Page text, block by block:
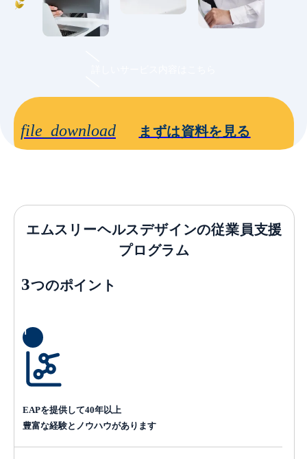
file_download まずは資料を見る
エムスリーヘルスデザインの従業員支援
プログラム
3つのポイント
1
EAPを提供して40年以上
豊富な経験とノウハウがあります